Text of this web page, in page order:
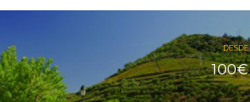
DESDE
100€